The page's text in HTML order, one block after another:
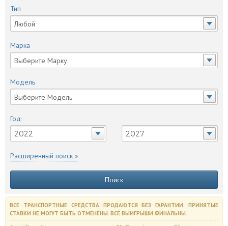
Тип
Любой
Марка
Выберите Марку
Модель
Выберите Модель
Год:
2022
2027
Расширенный поиск »
Поиск
ВСЕ ТРАНСПОРТНЫЕ СРЕДСТВА ПРОДАЮТСЯ БЕЗ ГАРАНТИИ. ПРИНЯТЫЕ
СТАВКИ НЕ МОГУТ БЫТЬ ОТМЕНЕНЫ. ВСЕ ВЫИГРЫШИ ФИНАЛЬНЫ.